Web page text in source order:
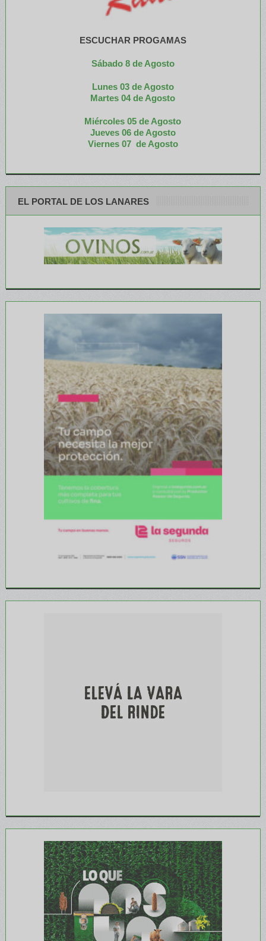
ESCUCHAR PROGAMAS
Sábado 8 de Agosto
Lunes 03 de Agosto
Martes 04 de Agosto
Miércoles 05 de Agosto
Jueves 06 de Agosto
Viernes 07 de Agosto
EL PORTAL DE LOS LANARES